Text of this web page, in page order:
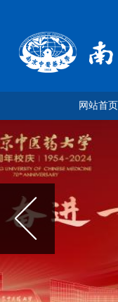
网站首页